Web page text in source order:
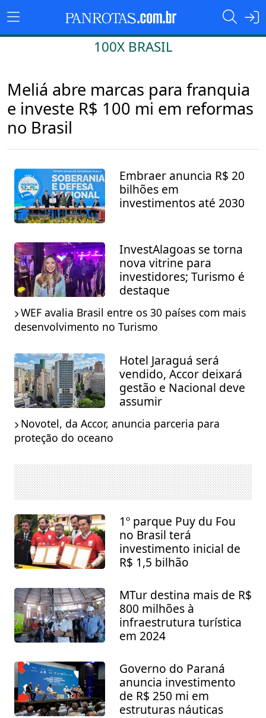
100X BRASIL
Meliá abre marcas para franquia
e investe R$ 100 mi em reformas
no Brasil
Embraer anuncia R$ 20
bilhões em
investimentos até 2030
InvestAlagoas se torna
nova vitrine para
investidores; Turismo é
destaque
WEF avalia Brasil entre os 30 países com mais
desenvolvimento no Turismo
Hotel Jaraguá será
vendido, Accor deixará
gestão e Nacional deve
assumir
Novotel, da Accor, anuncia parceria para
proteção do oceano
1º parque Puy du Fou
no Brasil terá
investimento inicial de
R$ 1,5 bilhão
MTur destina mais de R$
800 milhões à
infraestrutura turística
em 2024
Governo do Paraná
anuncia investimento
de R$ 250 mi em
estruturas náuticas